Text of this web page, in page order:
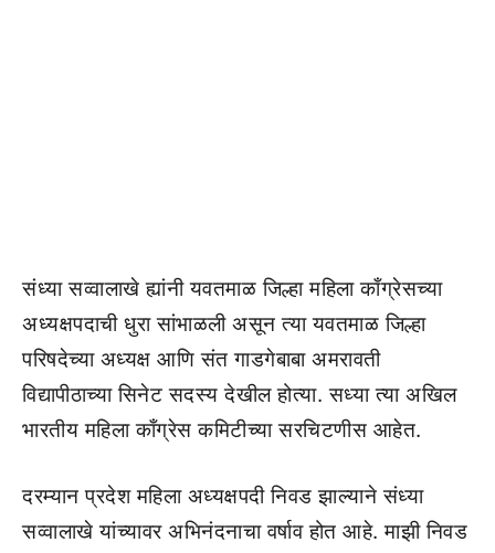
संध्या सव्वालाखे ह्यांनी यवतमाळ जिल्हा महिला काँग्रेसच्या
अध्यक्षपदाची धुरा सांभाळली असून त्या यवतमाळ जिल्हा
परिषदेच्या अध्यक्ष आणि संत गाडगेबाबा अमरावती
विद्यापीठाच्या सिनेट सदस्य देखील होत्या. सध्या त्या अखिल
भारतीय महिला काँग्रेस कमिटीच्या सरचिटणीस आहेत.
दरम्यान प्रदेश महिला अध्यक्षपदी निवड झाल्याने संध्या
सव्वालाखे यांच्यावर अभिनंदनाचा वर्षाव होत आहे. माझी निवड